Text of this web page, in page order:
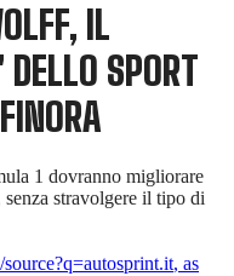
IL
SPORT
1 dovranno migliorare
stravolgere il tipo di
, as